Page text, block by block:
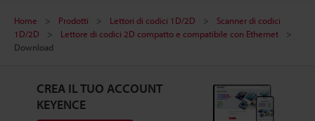
Home Prodotti Lettori di codici 1D/2D
Scanner di codici
1D/2D
Lettore di codici 2D compatto e compatibile con Ethernet
Download
CREA IL TUO ACCOUNT
KEYENCE